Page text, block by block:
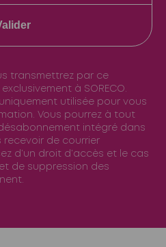
transmettrez par ce
à SORECO.
utilisée pour vous
Vous pourrez à tout
intégré dans
recevoir de courrier
d’un droit d’accès et le cas
de suppression des